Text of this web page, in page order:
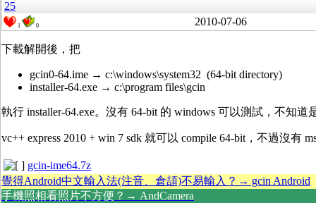
25
1 0 2010-07-06
下載解開後，把
gcin0-64.ime → c:\windows\system32 (64-bit directory)
installer-64.exe → c:\program files\gcin
執行 installer-64.exe。沒有 64-bit 的 windows 可以測試，不知道
vc++ express 2010 + win 7 sdk 就可以 compile 64-bit，不過沒有
gcin-ime64.7z
覺得Android中文輸入法(注音、倉頡)不易輸入？→ gcin Android
手機照相看照片不方便？→ AndCamera